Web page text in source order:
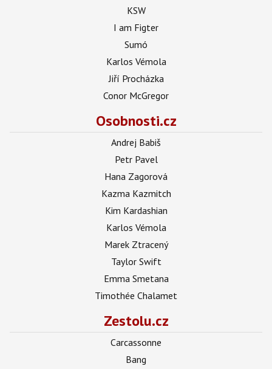
KSW
I am Figter
Sumó
Karlos Vémola
Jiří Procházka
Conor McGregor
Osobnosti.cz
Andrej Babiš
Petr Pavel
Hana Zagorová
Kazma Kazmitch
Kim Kardashian
Karlos Vémola
Marek Ztracený
Taylor Swift
Emma Smetana
Timothée Chalamet
Zestolu.cz
Carcassonne
Bang